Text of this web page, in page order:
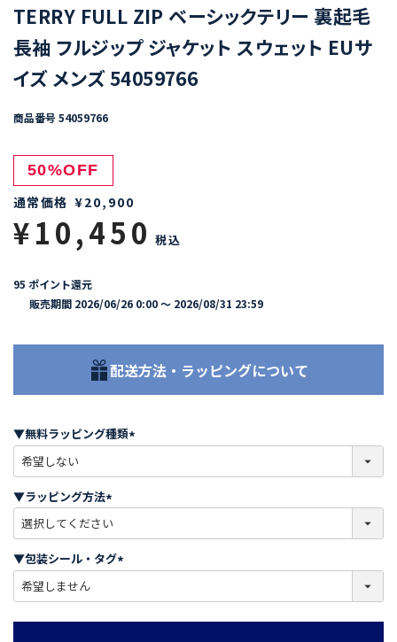
TERRY FULL ZIP ベーシックテリー 裏起毛
長袖 フルジップ ジャケット スウェット EUサ
イズ メンズ 54059766
商品番号 54059766
50%OFF
通常価格 ¥20,900
¥10,450 税込
95 ポイント還元
販売期間 2026/06/26 0:00〜 2026/08/31 23:59
配送方法・ラッピングについて
▼無料ラッピング種類
必
)
▼ラッピング方法
必
須
)
▼包装シール・タグ
必